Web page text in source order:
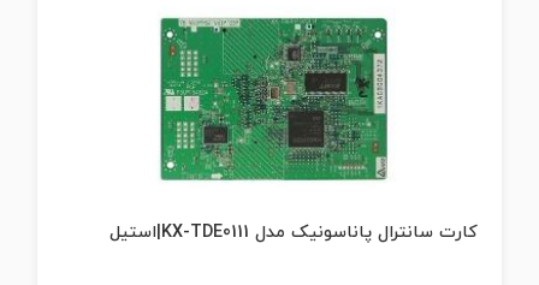
کارت سانترال پاناسونیک مدل KX-TDA0170|استیل